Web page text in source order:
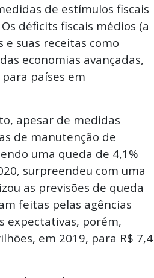
de estímulos fiscais
déficits fiscais médios (a
suas receitas como
economias avançadas,
países em
apesar de medidas
de manutenção de
uma queda de 4,1%
surpreendeu com uma
as previsões de queda
feitas pelas agências
expectativas, porém,
em 2019, para R$ 7,4